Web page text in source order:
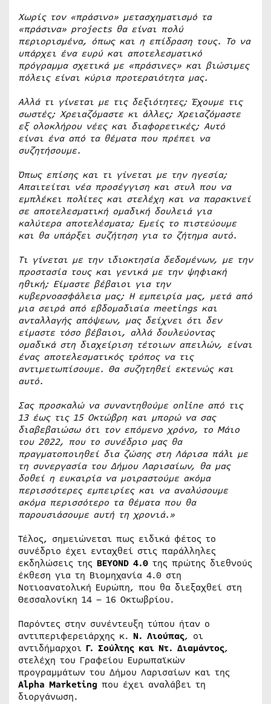
Χωρίς τον «πράσινο» μετασχηματισμό τα
«πράσινα» projects θα είναι πολύ
περιορισμένα, όπως και η επίδραση τους. Το να
υπάρχει ένα ευρύ και αποτελεσματικό
πρόγραμμα σχετικά με «πράσινες» και βιώσιμες
πόλεις είναι κύρια προτεραιότητα μας.
Αλλά τι γίνεται με τις δεξιότητες; Έχουμε τις
σωστές; Χρειαζόμαστε κι άλλες; Χρειαζόμαστε
εξ ολοκλήρου νέες και διαφορετικές; Αυτό
είναι ένα από τα θέματα που πρέπει να
συζητήσουμε.
Όπως επίσης και τι γίνεται με την ηγεσία;
Απαιτείται νέα προσέγγιση και στυλ που να
εμπλέκει πολίτες και στελέχη και να παρακινεί
σε αποτελεσματική ομαδική δουλειά για
καλύτερα αποτελέσματα; Εμείς το πιστεύουμε
και θα υπάρξει συζήτηση για το ζήτημα αυτό.
Τι γίνεται με την ιδιοκτησία δεδομένων, με την
προστασία τους και γενικά με την ψηφιακή
ηθική; Είμαστε βέβαιοι για την
κυβερνοασφάλεια μας; Η εμπειρία μας, μετά από
μια σειρά από εβδομαδιαία meetings και
ανταλλαγής απόψεων, μας δείχνει ότι δεν
είμαστε τόσο βέβαιοι, αλλά δουλεύοντας
ομαδικά στη διαχείριση τέτοιων απειλών, είναι
ένας αποτελεσματικός τρόπος να τις
αντιμετωπίσουμε. Θα συζητηθεί εκτενώς και
αυτό.
Σας προσκαλώ να συναντηθούμε online από τις
13 έως τις 15 Οκτώβρη και μπορώ να σας
διαβεβαιώσω ότι τον επόμενο χρόνο, το Μάιο
του 2022, που το συνέδριο μας θα
πραγματοποιηθεί δια ζώσης στη Λάρισα πάλι με
τη συνεργασία του Δήμου Λαρισαίων, θα μας
δοθεί η ευκαιρία να μοιραστούμε ακόμα
περισσότερες εμπειρίες και να αναλύσουμε
ακόμα περισσότερο τα θέματα που θα
παρουσιάσουμε αυτή τη χρονιά.»
Τέλος, σημειώνεται πως ειδικά φέτος το
συνέδριο έχει ενταχθεί στις παράλληλες
εκδηλώσεις της BEYOND 4.0 της πρώτης διεθνούς
έκθεση για τη Βιομηχανία 4.0 στη
Νοτιοανατολική Ευρώπη, που θα διεξαχθεί στη
Θεσσαλονίκη 14 – 16 Οκτωβρίου.
Παρόντες στην συνέντευξη τύπου ήταν ο
αντιπεριφερειάρχης κ. Ν. Λιούπας, οι
αντιδήμαρχοι Γ. Σούλτης και Ντ. Διαμάντος,
στελέχη του Γραφείου Ευρωπαϊκών
προγραμμάτων του Δήμου Λαρισαίων και της
Alpha Marketing που έχει αναλάβει τη
διοργάνωση.